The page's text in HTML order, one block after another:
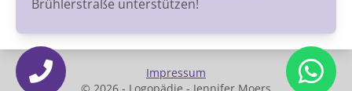
Brühlerstraße unterstützen!
Impressum